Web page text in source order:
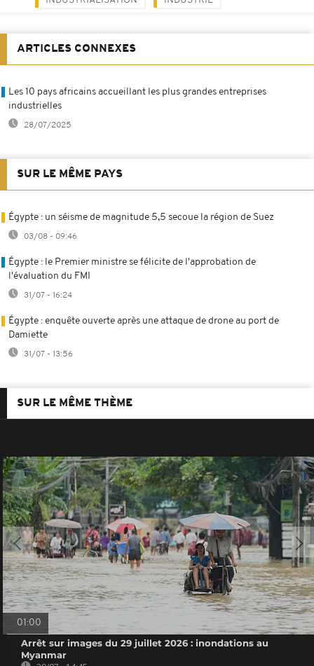
ARTICLES CONNEXES
Les 10 pays africains accueillant les plus grandes entreprises
industrielles
28/07/2025
SUR LE MÊME PAYS
Égypte : un séisme de magnitude 5,5 secoue la région de Suez
03/08 - 09:46
Égypte : le Premier ministre se félicite de l'approbation de
l'évaluation du FMI
31/07 - 16:24
Égypte : enquête ouverte après une attaque de drone au port de
Damiette
31/07 - 13:56
SUR LE MÊME THÈME
01:00
Arrêt sur images du 29 juillet 2026 : inondations au
Myanmar